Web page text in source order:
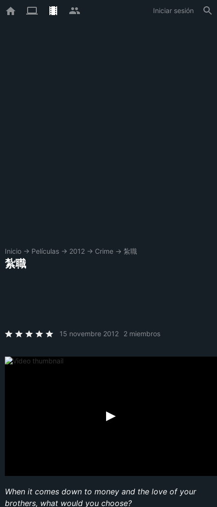
Iniciar sesión
Inicio → Películas → 2012 → Crime → 紮職
紮職
15 novembre 2012 2 miembros
When it comes down to money and the love of your
brothers, what would you choose?